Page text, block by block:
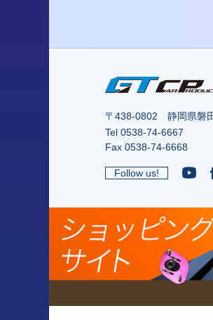
〒438-0802 静岡県磐
Tel 0538-74-6667
Fax 0538-74-6668
Follow us!